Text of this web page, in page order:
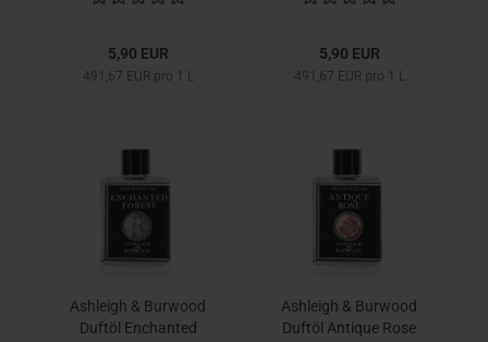
5,90 EUR
491,67 EUR pro 1 L
5,90 EUR
491,67 EUR pro 1 L
Ashleigh & Burwood
Duftöl Enchanted
Ashleigh & Burwood
Duftöl Antique Rose